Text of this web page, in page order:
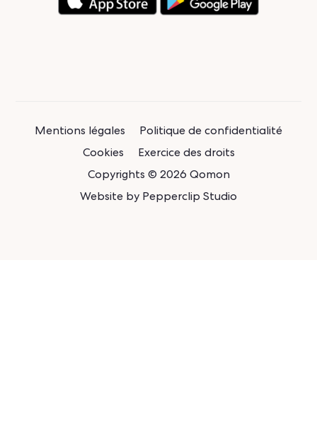
Mentions légales
Politique de confidentialité
Cookies
Exercice des droits
Copyrights © 2026 Qomon
Website by Pepperclip Studio